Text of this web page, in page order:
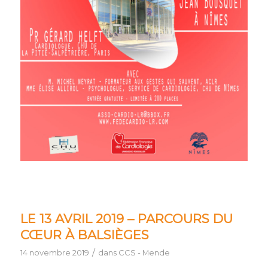
LE 13 AVRIL 2019 – PARCOURS DU
CŒUR À BALSIÈGES
14 novembre 2019 / dans CCS - Mende